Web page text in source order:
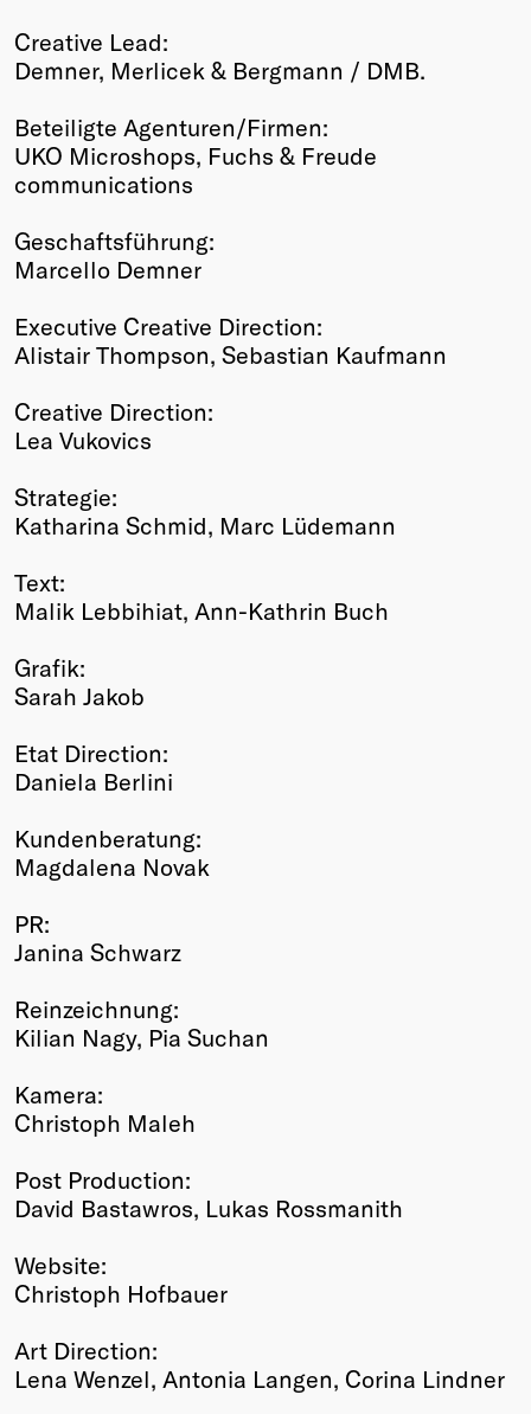
Creative Lead:
Demner, Merlicek & Bergmann / DMB.
Beteiligte Agenturen/Firmen:
UKO Microshops, Fuchs & Freude
communications
Geschaftsführung:
Marcello Demner
Executive Creative Direction:
Alistair Thompson, Sebastian Kaufmann
Creative Direction:
Lea Vukovics
Strategie:
Katharina Schmid, Marc Lüdemann
Text:
Malik Lebbihiat, Ann-Kathrin Buch
Grafik:
Sarah Jakob
Etat Direction:
Daniela Berlini
Kundenberatung:
Magdalena Novak
PR:
Janina Schwarz
Reinzeichnung:
Kilian Nagy, Pia Suchan
Kamera:
Christoph Maleh
Post Production:
David Bastawros, Lukas Rossmanith
Website:
Christoph Hofbauer
Art Direction:
Lena Wenzel, Antonia Langen, Corina Lindner